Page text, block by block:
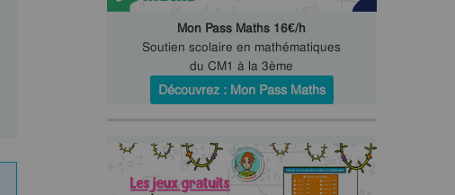
Mon Pass Maths 16€/h
Soutien scolaire en mathématiques
du CM1 à la 3ème
Découvrez : Mon Pass Maths